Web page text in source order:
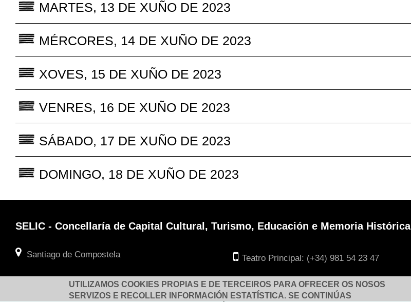
MARTES, 13 DE XUÑO DE 2023
MÉRCORES, 14 DE XUÑO DE 2023
XOVES, 15 DE XUÑO DE 2023
VENRES, 16 DE XUÑO DE 2023
SÁBADO, 17 DE XUÑO DE 2023
DOMINGO, 18 DE XUÑO DE 2023
SELIC - Concellaría de Capital Cultural, Turismo, Educación e Memoria Histórica
Santiago de Compostela Teatro Principal: (+34) 981 54 23 47
UTILIZAMOS COOKIES PROPIAS E DE TERCEIROS PARA OFRECER OS NOSOS
SERVIZOS E RECOLLER INFORMACIÓN ESTATÍSTICA. SE CONTINÚAS